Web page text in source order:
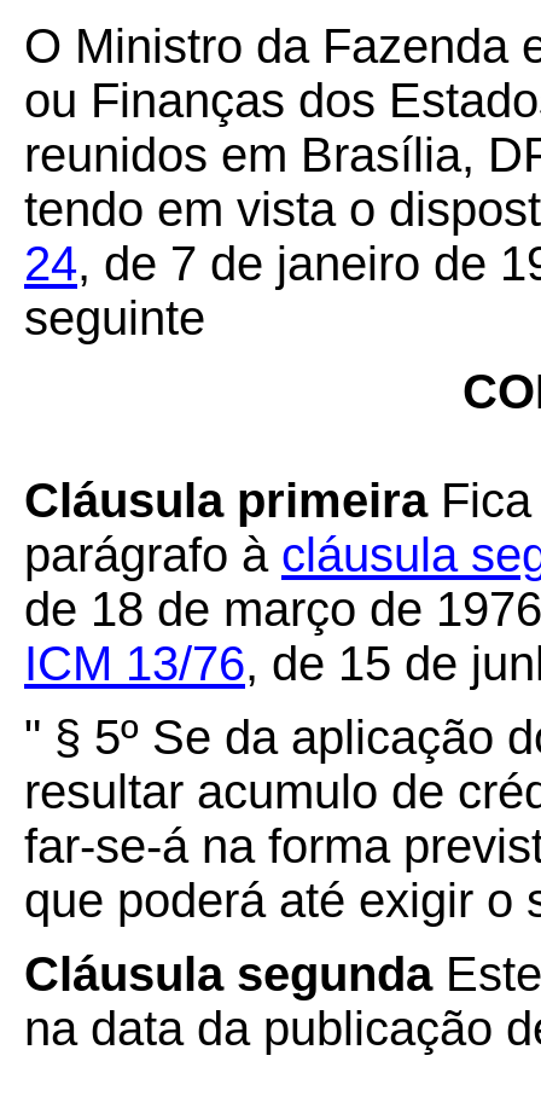
O Ministro da Fazenda
ou Finanças dos
reunidos em Brasília,
tendo em vista o
24, de 7 de janeiro de
seguinte
Cláusula primeiraFica
parágrafo à cláusula
de 18 de março de
ICM 13/76, de 15 de
" § 5º Se da aplicação
resultar acumulo de
far-se-á na forma
que poderá até exigir o
Cláusula segunda
na data da publicação